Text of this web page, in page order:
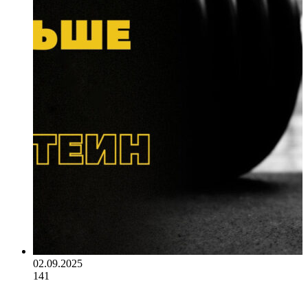
02.09.2025
141